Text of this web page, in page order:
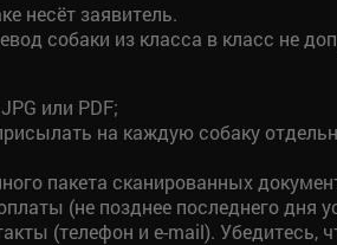
несёт заявитель.
собаки из класса в класс не
или PDF;
на каждую собаку
пакета сканированных
(не позднее последнего дня
(телефон и e-mail).